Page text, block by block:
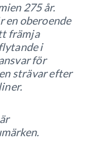
275 år.
en oberoende
främja
i
för
strävar efter